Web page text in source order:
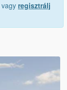
vagy regisztrálj